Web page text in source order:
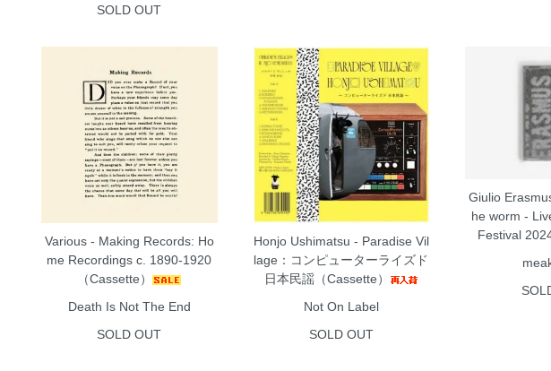
SOLD OUT
Various - Making Records: Ho
me Recordings c. 1890-1920
（Cassette）
Death Is Not The End
SOLD OUT
Honjo Ushimatsu - Paradise Vil
lage：コンピューターライズド
日本民謡（Cassette）
Not On Label
SOLD OUT
Giulio
he worm -
Festival